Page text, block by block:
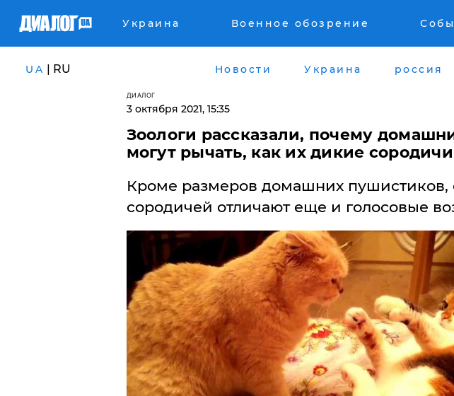
Украина Военное обозрение
UA | RU Новости Украина россия
ДИАЛОГ
3 октября 2021, 15:35
Зоологи рассказали, почему
могут рычать, как их дикие сородичи
Кроме размеров домашних пушистиков,
сородичей отличают еще и голосовые